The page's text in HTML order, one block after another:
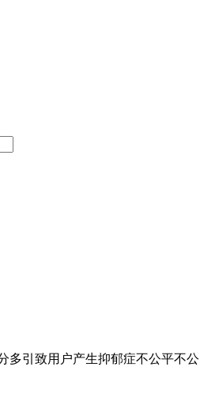
多引致用户产生抑郁症不公平不公